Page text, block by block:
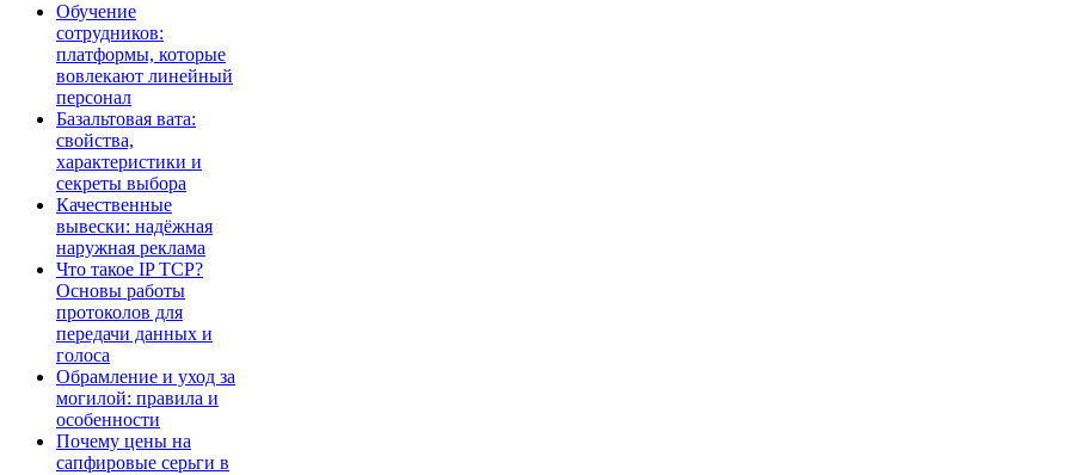
Обучение
сотрудников:
платформы, которые
вовлекают линейный
персонал
Базальтовая вата:
свойства,
характеристики и
секреты выбора
Качественные
вывески: надёжная
наружная реклама
Что такое IP TCP?
Основы работы
протоколов для
передачи данных и
голоса
Обрамление и уход за
могилой: правила и
особенности
Почему цены на
сапфировые серьги в